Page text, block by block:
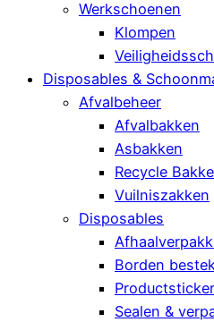
Werkschoenen
Klompen
Disposables &
Afvalbeheer
Afvalbakken
Asbakken
Recycle
Vuilniszakken
Disposables
Borden
Sealen &